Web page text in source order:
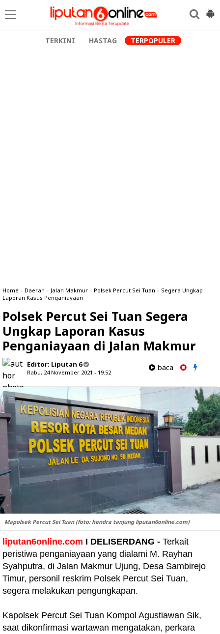
TERKINI HASTAG TERPOPULER
Home » Daerah » Jalan Makmur » Polsek Percut Sei Tuan » Segera Ungkap
Laporan Kasus Penganiayaan
Polsek Percut Sei Tuan Segera
Ungkap Laporan Kasus
Penganiayaan di Jalan Makmur
Editor: Liputan 6
Rabu, 24 November 2021 - 19.52
baca
Mapolsek Percut Sei Tuan (foto: hendra tanjung liputan6online.com)
liputan6online.com I DELISERDANG - Terkait
peristiwa penganiayaan yang dialami M. Rayhan
Syahputra, di Jalan Makmur Ujung, Desa Sambirejo
Timur, personil reskrim Polsek Percut Sei Tuan,
segera melakukan pengungkapan.
Kapolsek Percut Sei Tuan Kompol Agustiawan Sik,
saat dikonfirmasi wartawan mengatakan, perkara